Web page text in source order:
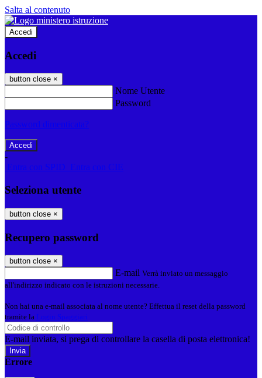
Salta al contenuto
Accedi
Accedi
button close ×
Nome Utente
Password
Password dimenticata?
-
Entra con SPID
Entra con CIE
Seleziona utente
button close ×
Recupero password
button close ×
E-mail Verrà inviato un messaggio
all'indirizzo indicato con le istruzioni necessarie.
Non hai una e-mail associata al nome utente? Effettua il reset della password
tramite la Login Spaggiari
E-mail inviata, si prega di controllare la casella di posta elettronica!
Errore